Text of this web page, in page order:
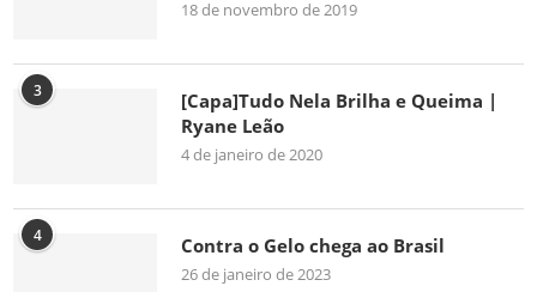
18 de novembro de 2019
3
[Capa]Tudo Nela Brilha e Queima |
Ryane Leão
4 de janeiro de 2020
4 Contra o Gelo chega ao Brasil
26 de janeiro de 2023